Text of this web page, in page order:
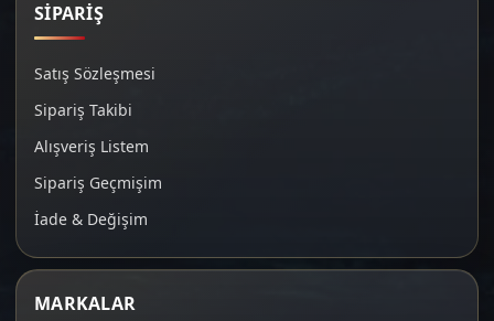
SİPARİŞ
Satış Sözleşmesi
Sipariş Takibi
Alışveriş Listem
Sipariş Geçmişim
İade & Değişim
MARKALAR